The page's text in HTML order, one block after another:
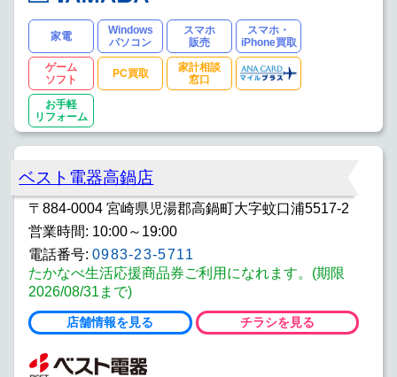
家電
Windows
パソコン
スマホ
販売
スマホ・
iPhone買取
ゲーム
ソフト
PC買取
家計相談
窓口
お手軽
リフォーム
ベスト電器高鍋店
〒884-0004 宮崎県児湯郡高鍋町大字蚊口浦5517-2
営業時間: 10:00～19:00
電話番号: 0983-23-5711
たかなべ生活応援商品券ご利用になれます。(期限
2026/08/31まで)
店舗情報を見る チラシを見る